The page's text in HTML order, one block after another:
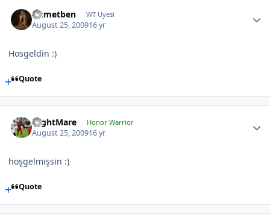
Ahmetben WT Uyesi
August 25, 200916 yr
Hosgeldin :)
Quote
NightMare Honor Warrior
August 25, 200916 yr
hoşgelmişsin :)
Quote